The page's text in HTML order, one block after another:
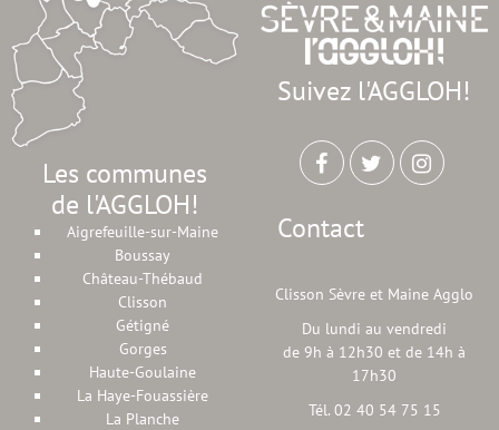
Les communes
de l'AGGLOH!
Aigrefeuille-sur-Maine
Boussay
Château-Thébaud
Clisson
Gétigné
Gorges
Haute-Goulaine
La Haye-Fouassière
La Planche
Suivez l'AGGLOH!
Contact
Clisson Sèvre et Maine Agglo
Du lundi au vendredi
de 9h à 12h30 et de 14h à
17h30
Tél. 02 40 54 75 15